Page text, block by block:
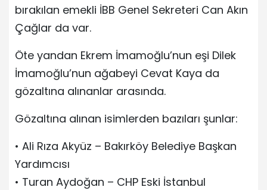
bırakılan emekli İBB Genel Sekreteri Can Akın
Çağlar da var.
Öte yandan Ekrem İmamoğlu’nun eşi Dilek
İmamoğlu’nun ağabeyi Cevat Kaya da
gözaltına alınanlar arasında.
Gözaltına alınan isimlerden bazıları şunlar:
• Ali Rıza Akyüz – Bakırköy Belediye Başkan
Yardımcısı
• Turan Aydoğan – CHP Eski İstanbul